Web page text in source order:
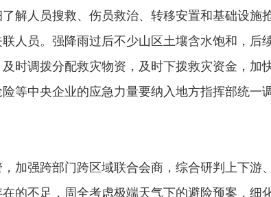
解人员搜救、伤员救治、转移安置和基础设施
人员。强降雨过后不少山区土壤含水饱和，后
时调拨分配救灾物资，及时下拨救灾资金，加
等中央企业的应急力量要纳入地方指挥部统一
强跨部门跨区域联合会商，综合研判上下游
的不足，周全考虑极端天气下的避险预案，细